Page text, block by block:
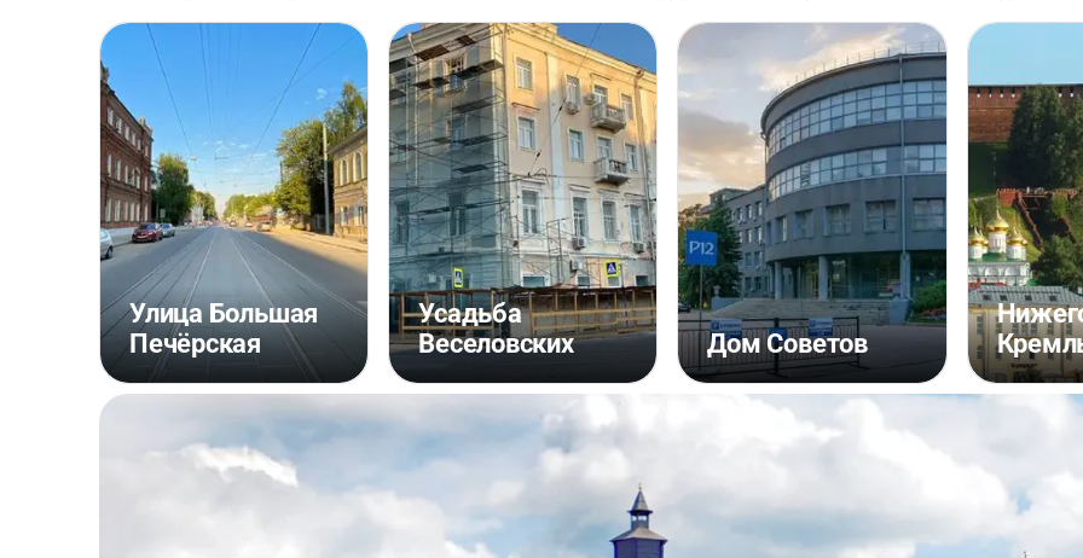
Улица Большая
Печёрская
Усадьба
Веселовских
Дом Советов